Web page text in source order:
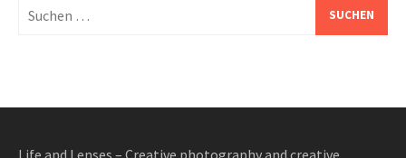
nach: